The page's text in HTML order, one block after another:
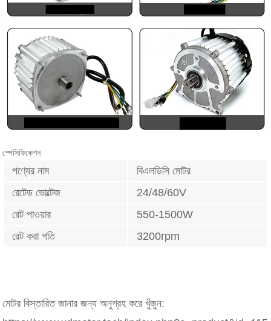
স্পেসিফিকেশন
পণ্যের নাম
বিএলডিসি মোটর
রেটেড ভোল্টেজ
24/48/60V
রেট পাওয়ার
550-1500W
রেট করা গতি
3200rpm
মোটর বিস্তারিত জানার জন্য অনুগ্রহ করে খুঁজুন: